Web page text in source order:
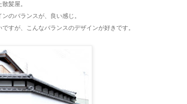
髪屋。
のバランスが、良い感じ。
すが、こんなバランスのデザインが好きです。